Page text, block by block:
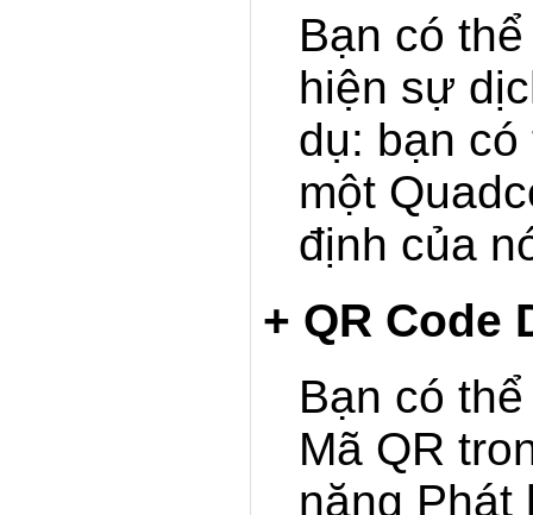
Bạn có
hiện sự
dụ: bạn
một
định của
+ QR Code
Bạn có
Mã QR
năng